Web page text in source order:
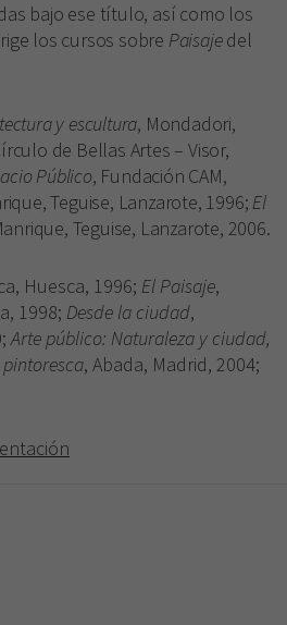
bajo ese título, así como los
los cursos sobre Paisajedel
y escultura, Mondadori,
de Bellas Artes – Visor,
Público, Fundación CAM,
Teguise, Lanzarote, 1996; El
Teguise, Lanzarote, 2006.
Huesca, 1996; El Paisaje,
1998; Desde la ciudad,
Arte público: Naturaleza y ciudad,
pintoresca, Abada, Madrid, 2004;